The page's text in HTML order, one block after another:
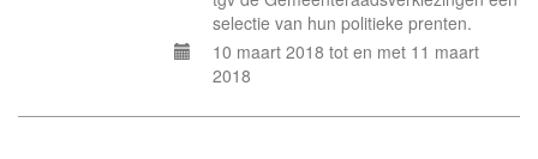
selectie van hun politieke prenten.
10 maart 2018 tot en met 11 maart
2018